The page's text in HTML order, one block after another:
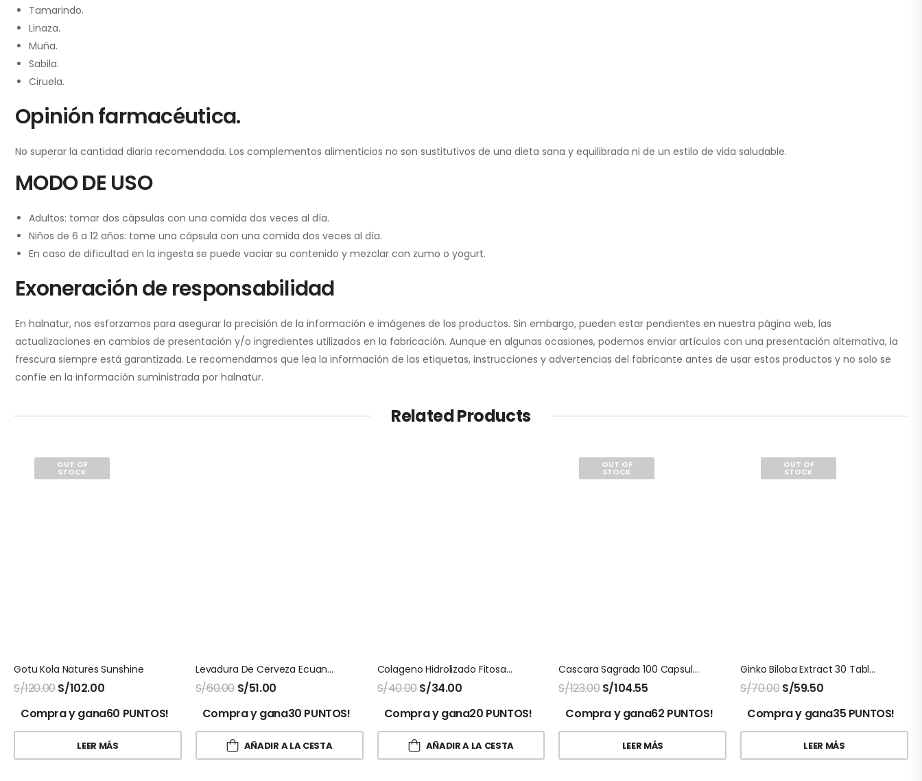
Tamarindo.
Linaza.
Muña.
Sabila.
Ciruela.
Opinión farmacéutica.
No superar la cantidad diaria recomendada. Los complementos alimenticios no son sustitutivos de una dieta sana y equilibrada ni de un estilo de vida saludable.
MODO DE USO
Adultos: tomar dos cápsulas con una comida dos veces al día.
Niños de 6 a 12 años: tome una cápsula con una comida dos veces al día.
En caso de dificultad en la ingesta se puede vaciar su contenido y mezclar con zumo o yogurt.
Exoneración de responsabilidad
En halnatur, nos esforzamos para asegurar la precisión de la información e imágenes de los productos. Sin embargo, pueden estar pendientes en nuestra página web, las
actualizaciones en cambios de presentación y/o ingredientes utilizados en la fabricación. Aunque en algunas ocasiones, podemos enviar artículos con una presentación alternativa, la
frescura siempre está garantizada. Le recomendamos que lea la información de las etiquetas, instrucciones y advertencias del fabricante antes de usar estos productos y no solo se
confíe en la información suministrada por halnatur.
Related Products
OUT OF
STOCK
Gotu Kola Natures Sunshine
S/120.00S/102.00
Compra y gana60 PUNTOS!
LEER MÁS
Levadura De Cerveza Ecuanatu En Polvo 1 Kg
S/60.00 S/51.00
Compra y gana30 PUNTOS!
AÑADIR A LA CESTA
Colageno Hidrolizado Fitosana
S/40.00S/34.00
Compra y gana20 PUNTOS!
AÑADIR A LA CESTA
OUT OF
STOCK
Cascara Sagrada 100 Capsulas Natures Sunshine
S/123.00 S/104.55
Compra y gana62 PUNTOS!
LEER MÁS
OUT OF
STOCK
Ginko Biloba Extract 30 Tabletas Natures Sunshine
S/70.00 S/59.50
Compra y gana35 PUNTOS!
LEER MÁS